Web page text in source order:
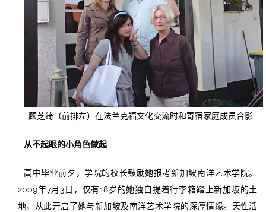
顾芝绮（前排左）在法兰克福文化交流时和寄宿家庭成员合影
从不起眼的小角色做起
高中毕业前夕，学院的校长鼓励她报考新加坡南洋艺术学院。
2009年7月3日，仅有18岁的她独自提着行李箱踏上新加坡的土
地，从此开启了她与新加坡及南洋艺术学院的深厚情缘。天性活